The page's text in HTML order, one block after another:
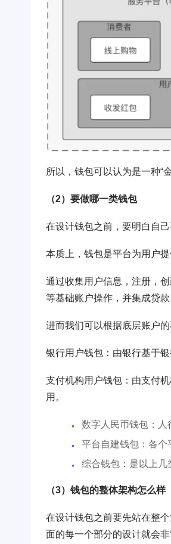
所以，钱包可以认为是一种“
（2）要做哪一类钱包
在设计钱包之前，要明白自
本质上，钱包是平台为用户
通过收集用户信息，注册，
等基础账户操作，并集成贷
进而我们可以根据底层账户
银行用户钱包：由银行基于
支付机构用户钱包：由支付
用。
数字人民币钱包：人
平台自建钱包：各个
综合钱包：是以上几
（3）钱包的整体架构怎么样
在设计钱包之前要先站在整
面的每一个部分的设计就会非